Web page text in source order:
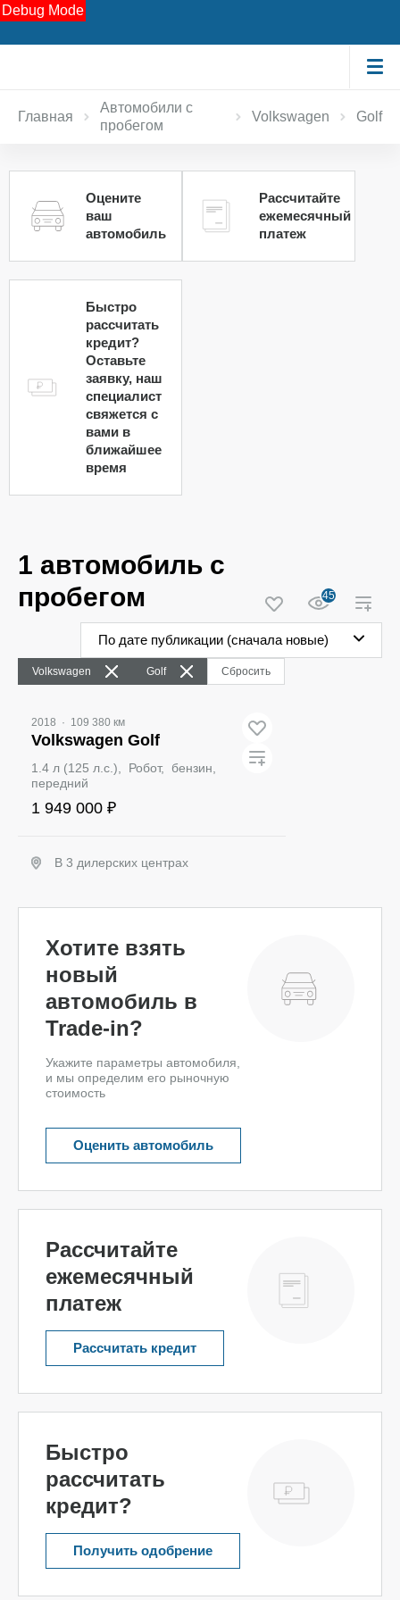
Debug Mode
Главная
Автомобили с
пробегом
Volkswagen Golf
Оцените
ваш
автомобиль
Рассчитайте
ежемесячный
платеж
Быстро
рассчитать
кредит?
Оставьте
заявку, наш
специалист
свяжется с
вами в
ближайшее
время
1 автомобиль с
пробегом
45
Volkswagen Golf Сбросить
По дате публикации (сначала новые)
2018 · 109 380 км
Volkswagen Golf
1.4 л (125 л.с.), Робот, бензин,
передний
1 949 000 ₽
В 3 дилерских центрах
Хотите взять
новый
автомобиль в
Trade-in?
Укажите параметры автомобиля,
и мы определим его рыночную
стоимость
Оценить автомобиль
Рассчитайте
ежемесячный
платеж
Рассчитать кредит
Быстро
рассчитать
кредит?
Получить одобрение